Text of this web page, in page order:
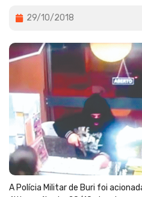
29/10/2018
A Polícia Militar de Buri foi